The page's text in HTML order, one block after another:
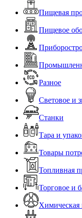
Пищевая
Пищевое
Разное
Световое и
Станки
Тара и
Товары
Топливная
Торговое и